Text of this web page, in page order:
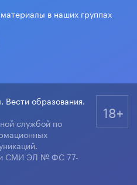
в наших группах
образования.
службой по
СМИ ЭЛ № ФС 77-
18+